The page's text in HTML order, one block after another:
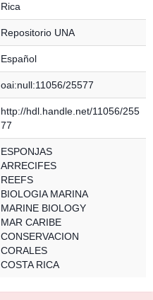
Rica
Repositorio UNA
Español
oai:null:11056/25577
http://hdl.handle.net/11056/255
77
ESPONJAS
ARRECIFES
REEFS
BIOLOGIA MARINA
MARINE BIOLOGY
MAR CARIBE
CONSERVACION
CORALES
COSTA RICA